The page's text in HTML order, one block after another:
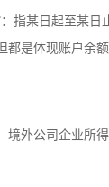
指某日起至某
是体现账户余额
外公司企业所